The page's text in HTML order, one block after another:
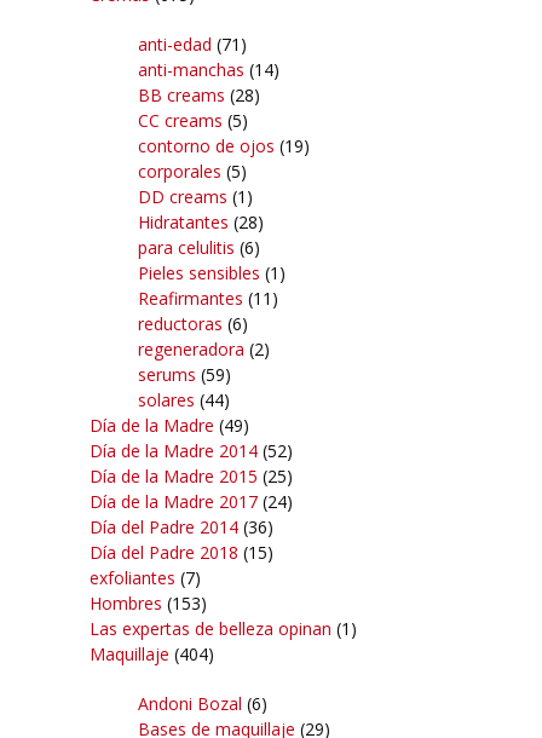
anti-edad (71)
anti-manchas (14)
BB creams (28)
CC creams (5)
contorno de ojos (19)
corporales (5)
DD creams (1)
Hidratantes (28)
para celulitis (6)
Pieles sensibles (1)
Reafirmantes (11)
reductoras (6)
regeneradora (2)
serums (59)
solares (44)
Día de la Madre (49)
Día de la Madre 2014 (52)
Día de la Madre 2015 (25)
Día de la Madre 2017 (24)
Día del Padre 2014 (36)
Día del Padre 2018 (15)
exfoliantes (7)
Hombres (153)
Las expertas de belleza opinan (1)
Maquillaje (404)
Andoni Bozal (6)
Bases de maquillaje (29)